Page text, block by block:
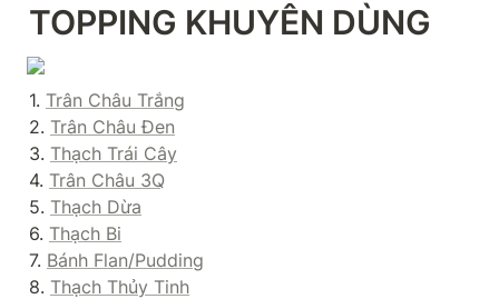
TOPPING KHUYÊN DÙNG
1. Trân Châu Trắng
2. Trân Châu Đen
3. Thạch Trái Cây
4. Trân Châu 3Q
5. Thạch Dừa
6. Thạch Bi
7. Bánh Flan/Pudding
8. Thạch Thủy Tinh